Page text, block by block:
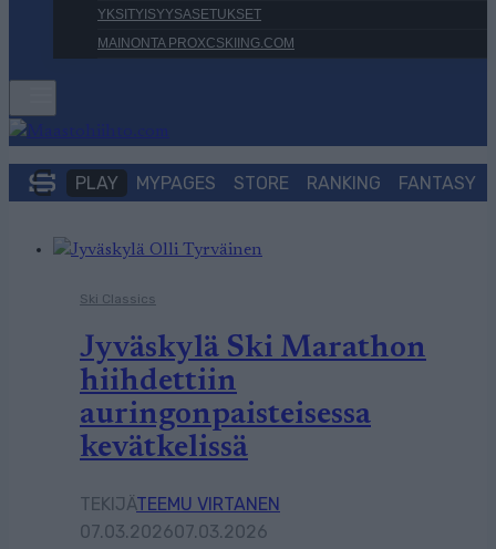
YKSITYISYYSASETUKSET
MAINONTA PROXCSKIING.COM
PLAY MYPAGES STORE RANKING FANTASY
Ski Classics
Jyväskylä Ski Marathon
hiihdettiin
auringonpaisteisessa
kevätkelissä
TEKIJÄTEEMU VIRTANEN
07.03.202607.03.2026